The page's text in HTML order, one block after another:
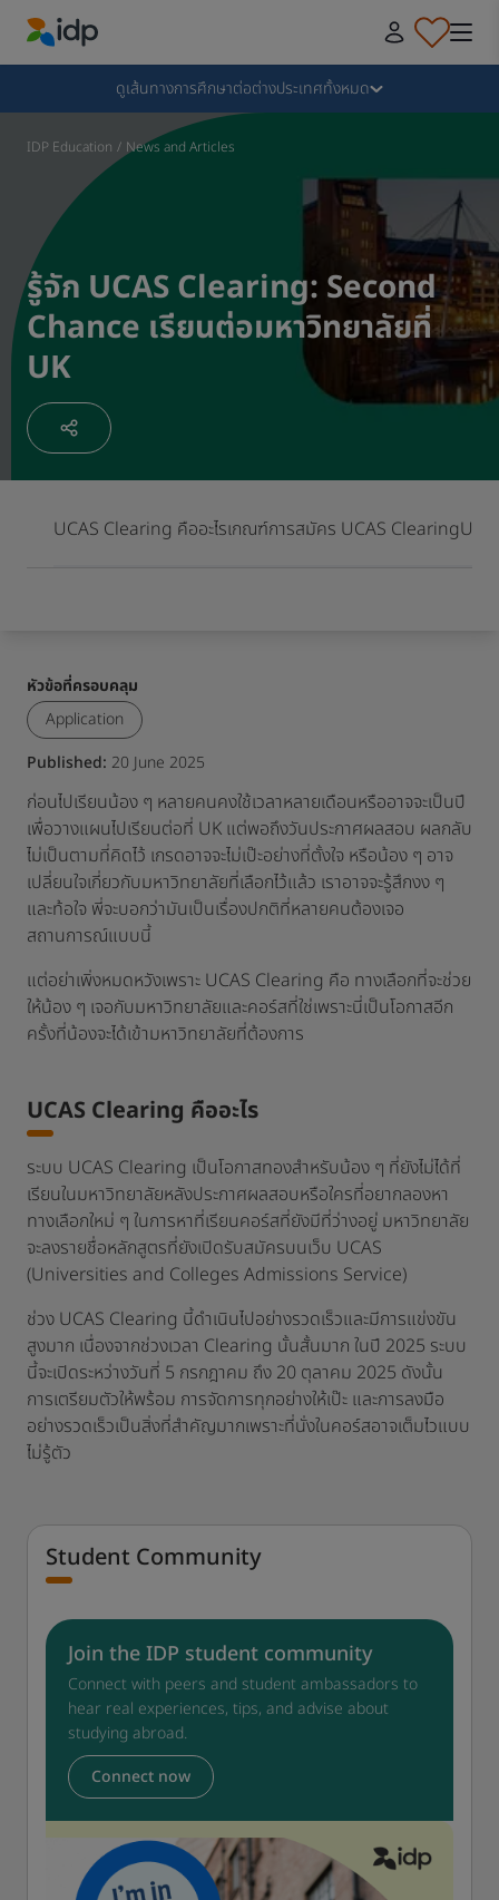
IDP Education
ดูเส้นทางการศึกษาต่อต่างประเทศทั้งหมด
ทำไมต้องไปเรียนต่อต่างประเทศกับ IDP
เลือกเรียนต่อต่างประเทศกับสถาบันและหลักสูตรที่ใช่​
ขั้นตอนการยื่นใบสมัครเรียนต่อต่างประเทศ
ขั้นตอนหลังจากได้รับใบตอบรับ
เตรียมความพร้อมก่อนบิน
Collapse
IDP Education / News and Articles
รู้จัก UCAS Clearing: Second
Chance เรียนต่อมหาวิทยาลัยที่
UK
UCAS Clearing คืออะไรเกณฑ์การสมัคร UCAS Clearing
หัวข้อที่ครอบคลุม
Application
Published: 20 June 2025
ก่อนไปเรียนน้อง ๆ หลายคนคงใช้เวลาหลายเดือนหรืออาจจะเป็นปี
เพื่อวางแผนไปเรียนต่อที่ UK แต่พอถึงวันประกาศผลสอบ ผลกลับ
ไม่เป็นตามที่คิดไว้ เกรดอาจจะไม่เป๊ะอย่างที่ตั้งใจ หรือน้อง ๆ อาจ
เปลี่ยนใจเกี่ยวกับมหาวิทยาลัยที่เลือกไว้แล้ว เราอาจจะรู้สึกงง ๆ
และท้อใจ พี่จะบอกว่ามันเป็นเรื่องปกติที่หลายคนต้องเจอ
สถานการณ์แบบนี้
แต่อย่าเพิ่งหมดหวังเพราะ UCAS Clearing คือ ทางเลือกที่จะช่วย
ให้น้อง ๆ เจอกับมหาวิทยาลัยและคอร์สที่ใช่เพราะนี่เป็นโอกาสอีก
ครั้งที่น้องจะได้เข้ามหาวิทยาลัยที่ต้องการ
UCAS Clearing คืออะไร
ระบบ UCAS Clearing เป็นโอกาสทองสำหรับน้อง ๆ ที่ยังไม่ได้ที่
เรียนในมหาวิทยาลัยหลังประกาศผลสอบหรือใครที่อยากลองหา
ทางเลือกใหม่ ๆ ในการหาที่เรียนคอร์สที่ยังมีที่ว่างอยู่ มหาวิทยาลัย
จะลงรายชื่อหลักสูตรที่ยังเปิดรับสมัครบนเว็บ UCAS
(Universities and Colleges Admissions Service)
ช่วง UCAS Clearing นี้ดำเนินไปอย่างรวดเร็วและมีการแข่งขัน
สูงมาก เนื่องจากช่วงเวลา Clearing นั้นสั้นมาก ในปี 2025 ระบบ
นี้จะเปิดระหว่างวันที่ 5 กรกฎาคม ถึง 20 ตุลาคม 2025 ดังนั้น
การเตรียมตัวให้พร้อม การจัดการทุกอย่างให้เป๊ะ และการลงมือ
อย่างรวดเร็วเป็นสิ่งที่สำคัญมากเพราะที่นั่งในคอร์สอาจเต็มไวแบบ
ไม่รู้ตัว
Student Community
Join the IDP student community
Connect with peers and student ambassadors to
hear real experiences, tips, and advise about
studying abroad.
Connect now